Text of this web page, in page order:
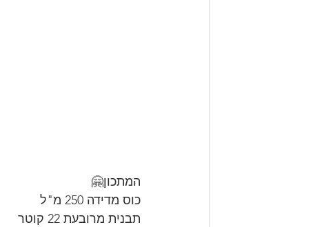
המתכון🤗
כוס מדידה 250 מ"ל
תבנית מרובעת 22 קוטר